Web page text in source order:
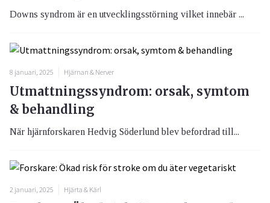
Downs syndrom är en utvecklingsstörning vilket innebär ...
8 januari, 2025 Hjärnan & Nerver
Utmattningssyndrom: orsak, symtom
& behandling
När hjärnforskaren Hedvig Söderlund blev befordrad till...
2 januari, 2025 Hjärta & Kärl